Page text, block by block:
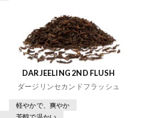
DARJEELING 2ND FLUSH
ダージリンセカンドフラッシュ
軽やかで、爽やか